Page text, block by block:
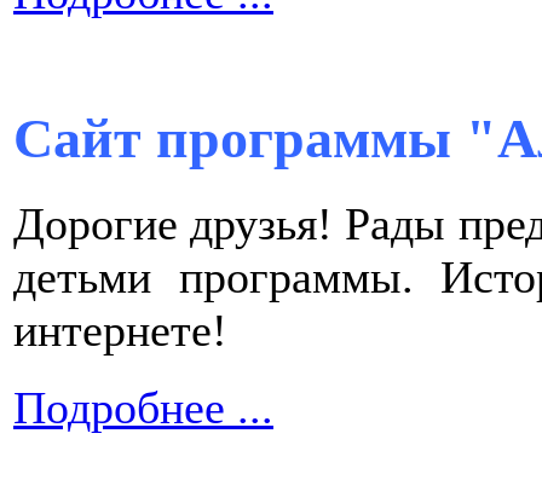
Сайт программы
Дорогие друзья! Рады
детьми программы.
интернете!
Подробнее ...